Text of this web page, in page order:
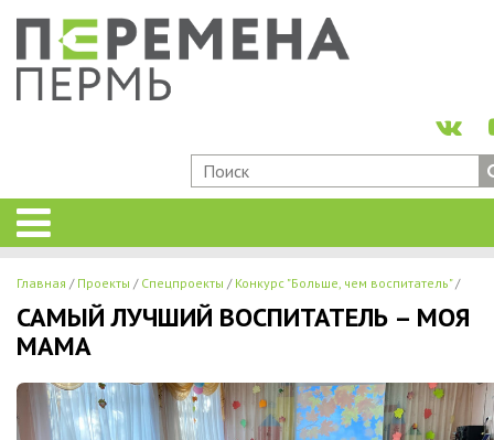
Главная Проекты Спецпроекты Конкурс "Больше, чем воспитатель"
САМЫЙ ЛУЧШИЙ ВОСПИТАТЕЛЬ – МОЯ
МАМА